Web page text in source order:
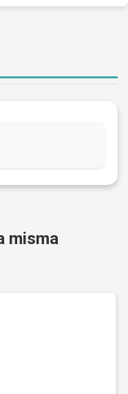
misma